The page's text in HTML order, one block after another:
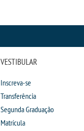
VESTIBULAR
Inscreva-se
Transferência
Segunda Graduação
Matrícula